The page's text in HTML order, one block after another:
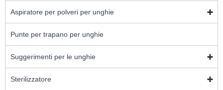
Aspiratore per polveri per unghie
Punte per trapano per unghie
Suggerimenti per le unghie
Sterilizzatore